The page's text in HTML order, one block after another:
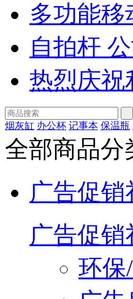
多功能移
自拍杆
热烈庆祝
烟灰缸 办公杯 记事本 保温瓶
全部商品分
广告促销
广告促销
环保